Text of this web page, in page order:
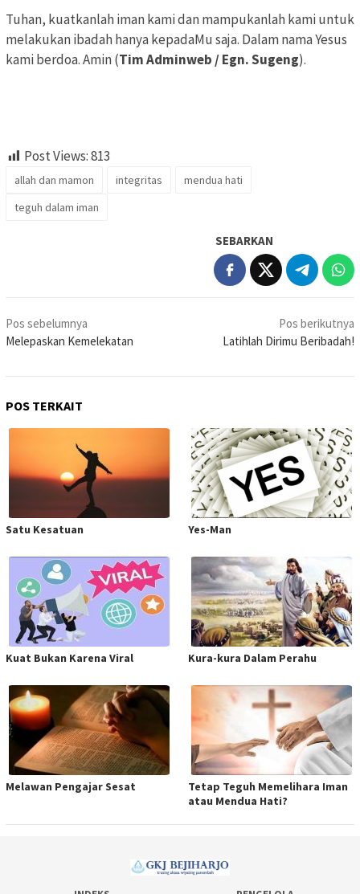
Tuhan, kuatkanlah iman kami dan mampukanlah kami untuk
melakukan ibadah hanya kepadaMu saja. Dalam nama Yesus
kami berdoa. Amin (Tim Adminweb / Egn. Sugeng).
Post Views:813
allah dan mamon integritas
mendua hati
teguh dalam iman
SEBARKAN
Navigasi
pos
Pos sebelumnya
Melepaskan Kemelekatan
Pos berikutnya
Latihlah Dirimu Beribadah!
POS TERKAIT
Satu Kesatuan Yes-Man
Kuat Bukan Karena Viral Kura-kura Dalam Perahu
Melawan Pengajar Sesat
Tetap Teguh Memelihara Iman
atau Mendua Hati?